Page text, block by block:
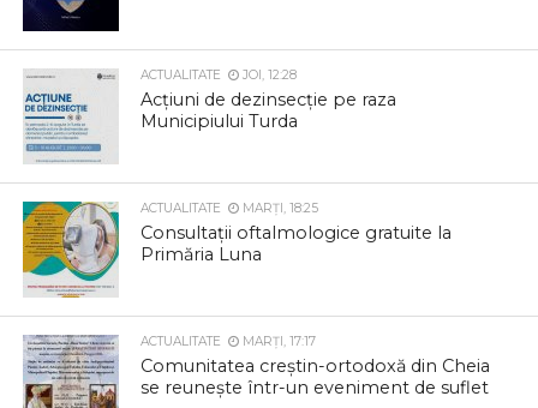
ACTUALITATE JOI, 12:28
Acțiuni de dezinsecție pe raza
Municipiului Turda
ACTUALITATE MARȚI, 18:25
Consultații oftalmologice gratuite la
Primăria Luna
ACTUALITATE MARȚI, 17:17
Comunitatea creștin-ortodoxă din Cheia
se reunește într-un eveniment de suflet